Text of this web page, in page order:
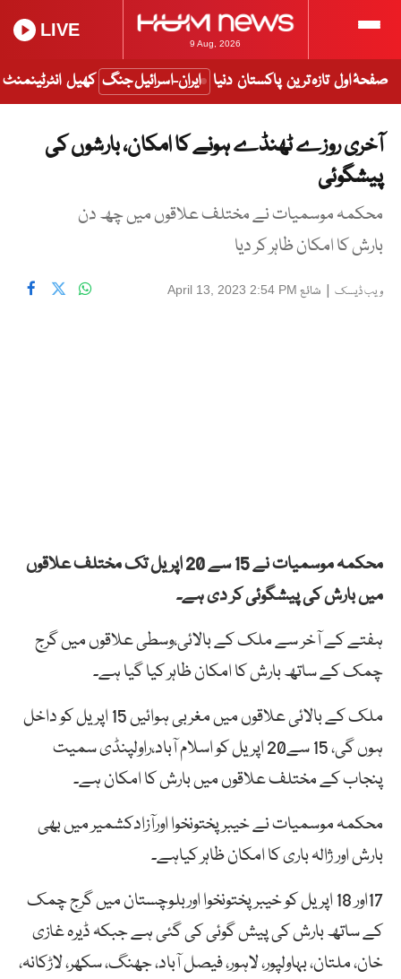
9 Aug, 2026
LIVE
صفحۂ اول تازہ ترین پاکستان دنیا ایران-اسرائیل جنگ کھیل انٹرٹینمنٹ
آخری روزے ٹھنڈے ہونے کا امکان، بارشوں کی
پیشگوئی
محکمہ موسمیات نے مختلف علاقوں میں چھ دن
بارش کا امکان ظاہر کر دیا
ویب ڈیسک | شائع April 13, 2023 2:54 PM
محکمہ موسمیات نے 15 سے 20 اپریل تک مختلف علاقوں
میں بارش کی پیشگوئی کر دی ہے۔
ہفتے کے آخر سے ملک کے بالائی،وسطی علاقوں میں گرج
چمک کے ساتھ بارش کا امکان ظاہر کیا گیا ہے۔
ملک کے بالائی علاقوں میں مغربی ہوائیں 15 اپریل کو داخل
ہوں گی، 15 سے20 اپریل کو اسلام آباد،راولپنڈی سمیت
پنجاب کے مختلف علاقوں میں بارش کا امکان ہے۔
محکمہ موسمیات نے خیبرپختونخوا اورآزادکشمیر میں بھی
بارش اور ژالہ باری کا امکان ظاہر کیاہے۔
17اور 18 اپریل کو خیبرپختونخوا اوربلوچستان میں گرج چمک
کے ساتھ بارش کی پیش گوئی کی گئی ہے جبکہ ڈیرہ غازی
خان، ملتان، بہاولپور، لاہور، فیصل آباد، جھنگ، سکھر، لاڑکانہ،